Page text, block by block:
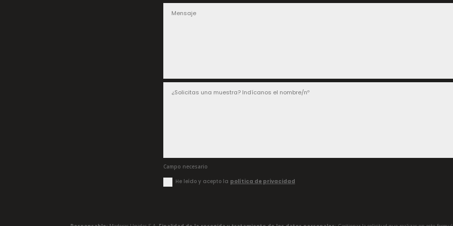
Campo necesario
He leído y acepto la política de privacidad